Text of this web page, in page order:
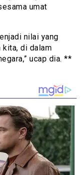
umat
nilai yang
di dalam
ucap dia. **